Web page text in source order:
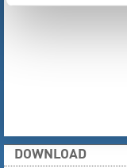
DOWNLOAD